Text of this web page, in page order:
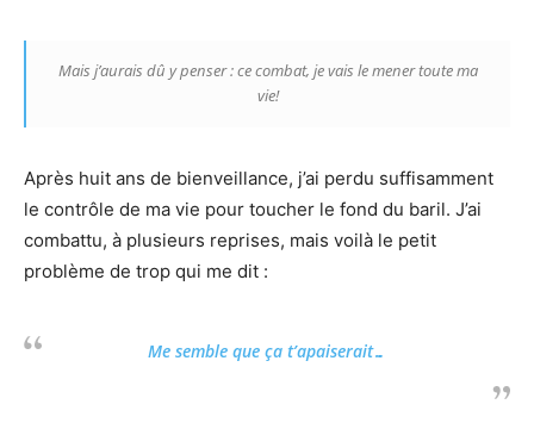
Mais j’aurais dû y penser : ce combat, je vais le mener toute ma
vie!
Après huit ans de bienveillance, j’ai perdu suffisamment
le contrôle de ma vie pour toucher le fond du baril. J’ai
combattu, à plusieurs reprises, mais voilà le petit
problème de trop qui me dit :
Me semble que ça t’apaiserait…